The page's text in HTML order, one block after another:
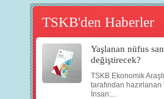
TSKB'den Haberler
Yaşlanan nüfus
değiştirecek?
TSKB Ekonomik
tarafından hazırlanan
İnsan:...